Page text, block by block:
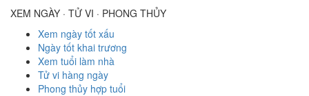
XEM NGÀY · TỬ VI · PHONG THỦY
Xem ngày tốt xấu
Ngày tốt khai trương
Xem tuổi làm nhà
Tử vi hàng ngày
Phong thủy hợp tuổi